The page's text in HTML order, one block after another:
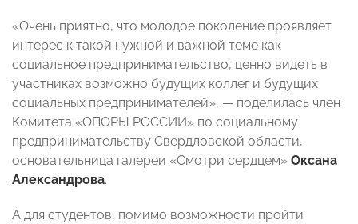
«Очень приятно, что молодое поколение проявляет
интерес к такой нужной и важной теме как
социальное предпринимательство, ценно видеть в
участниках возможно будущих коллег и будущих
социальных предпринимателей», — поделилась член
Комитета «ОПОРЫ РОССИИ» по социальному
предпринимательству Свердловской области,
основательница галереи «Смотри сердцем» Оксана
Александрова.
А для студентов, помимо возможности пройти